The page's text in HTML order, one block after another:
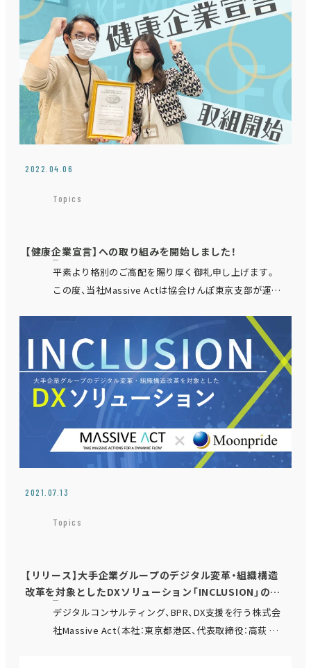
2022.04.06
Topics
【健康企業宣言】への取り組みを開始しました！
平素より格別のご高配を賜り厚く御礼申し上げます。
この度、当社Massive Actは協会けんぽ東京支部が運営
2021.07.13
Topics
【リリース】大手企業グループのデジタル変革・組織構造
改革を対象としたDXソリューション「INCLUSION」の提
供開始デジタルコンサルティング、BPR、DX支援を行う株式会
社Massive Act（本社：東京都港区、代表取締役：高萩 遼